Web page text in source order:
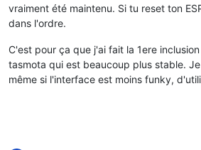
vraiment été maintenu. Si tu reset ton
dans l'ordre.
C'est pour ça que j'ai fait la 1ere
tasmota qui est beaucoup plus stable.
même si l'interface est moins funky,